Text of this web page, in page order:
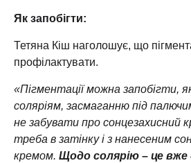
Як запобігти:
Тетяна Кіш наголошує, що
профілактувати.
«Пігментації можна запобігти,
соляріям, засмаганню під
не забувати про сонцезахисний
треба в затінку і з нанесеним
кремом. Щодо солярію – це